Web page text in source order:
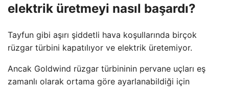
elektrik üretmeyi nasıl başardı?
Tayfun gibi aşırı şiddetli hava koşullarında birçok
rüzgar türbini kapatılıyor ve elektrik üretemiyor.
Ancak Goldwind rüzgar türbininin pervane uçları eş
zamanlı olarak ortama göre ayarlanabildiği için